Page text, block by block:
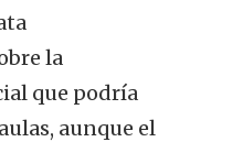
la
que podría
aunque el